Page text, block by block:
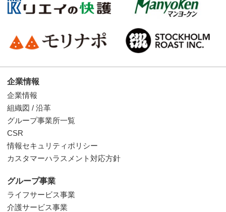
企業情報
企業情報
組織図 / 沿革
グループ事業所一覧
CSR
情報セキュリティポリシー
カスタマーハラスメント対応方針
グループ事業
ライフサービス事業
介護サービス事業